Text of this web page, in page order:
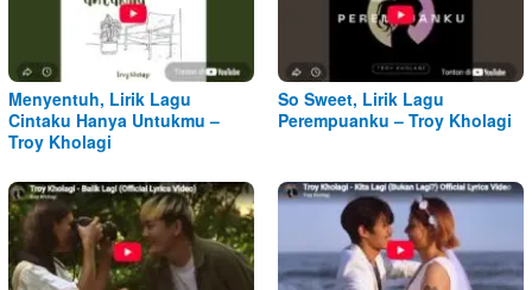
Menyentuh, Lirik Lagu
Cintaku Hanya Untukmu –
Troy Kholagi
So Sweet, Lirik Lagu
Perempuanku – Troy Kholagi